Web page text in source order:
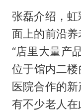
张磊介绍，
面上的前沿养
“店里大量产
位于馆内二楼
医院合作的
有不少老人